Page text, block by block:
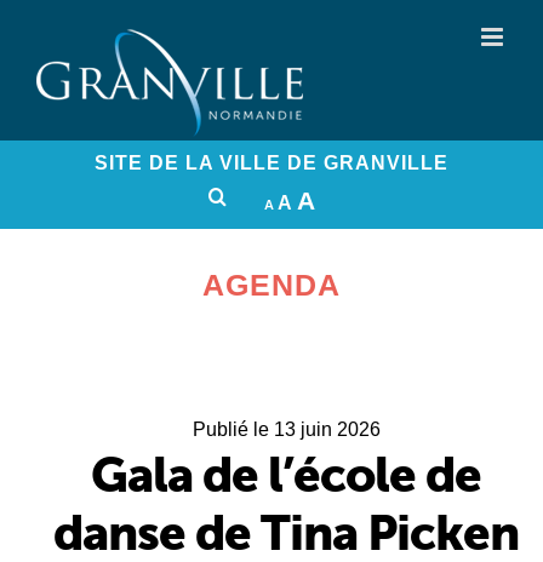
SITE DE LA VILLE DE GRANVILLE
A DECREASE
FONT
A RESET
FONT
SIZE.
AFONT
SIZE.
AGENDA
Publié le 13 juin 2026
Gala de l’école de
danse de Tina Picken